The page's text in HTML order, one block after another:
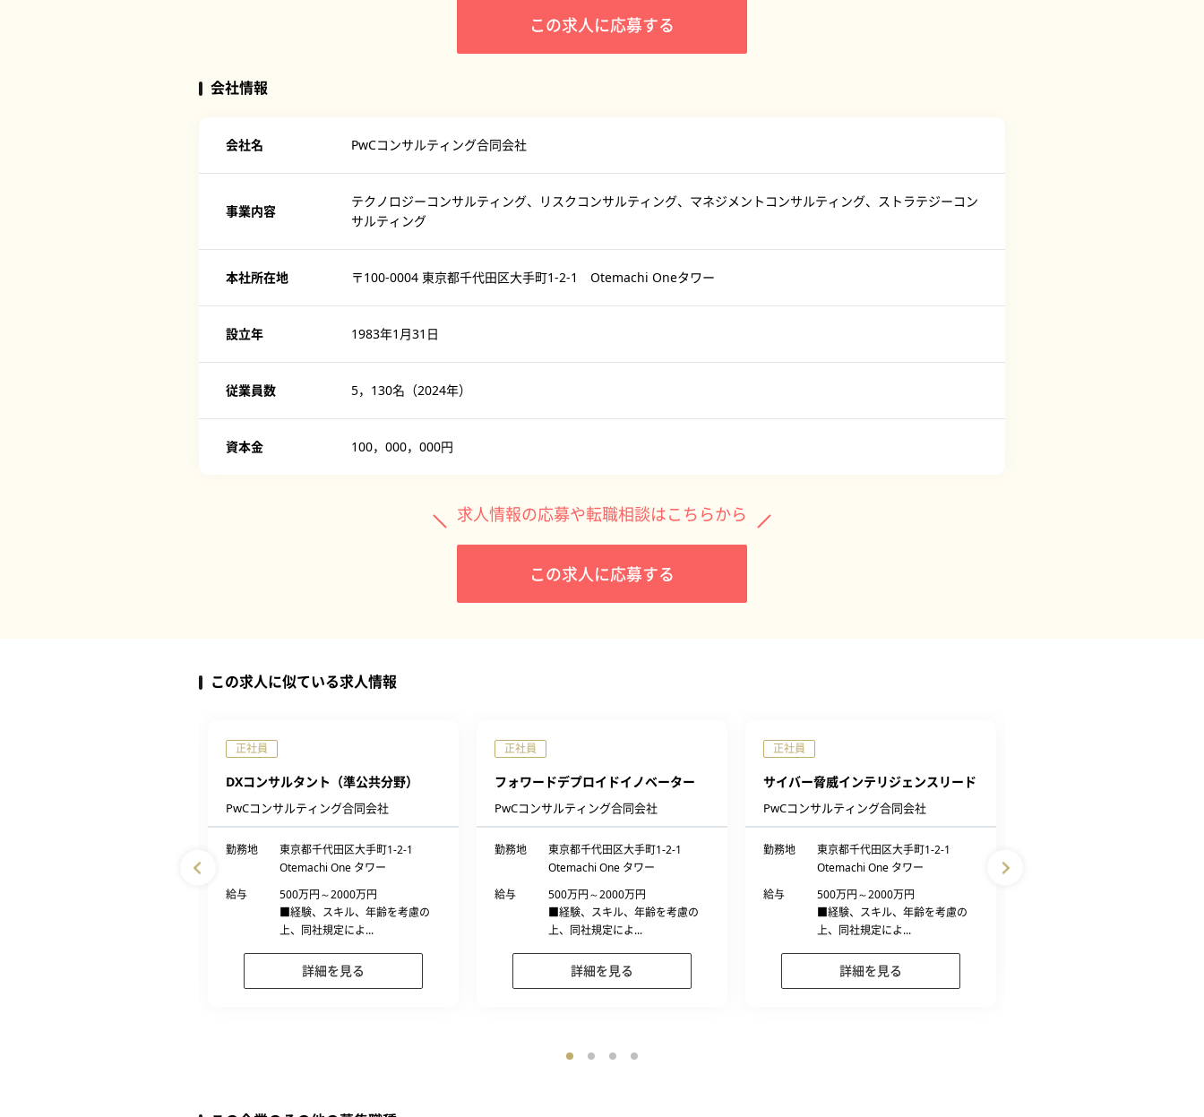
この求人に応募する
会社情報
会社名 PwCコンサルティング合同会社
事業内容
テクノロジーコンサルティング、リスクコンサルティング、マネジメントコンサルティング、ストラテジーコン
サルティング
本社所在地 〒100-0004 東京都千代田区大手町1-2-1 Otemachi Oneタワー
設立年 1983年1月31日
従業員数 5，130名（2024年）
資本金 100，000，000円
求人情報の応募や転職相談はこちらから
この求人に応募する
この求人に似ている求人情報
正社員
DXコンサルタント（準公共分野）
PwCコンサルティング合同会社
勤務地
東京都千代田区大手町1-2-1
Otemachi One タワー
給与
500万円～2000万円
■経験、スキル、年齢を考慮の
上、同社規定によ...
詳細を見る
正社員
フォワードデプロイドイノベーター
PwCコンサルティング合同会社
勤務地
東京都千代田区大手町1-2-1
Otemachi One タワー
給与
500万円～2000万円
■経験、スキル、年齢を考慮の
上、同社規定によ...
詳細を見る
正社員
サイバー脅威インテリジェンスリード
PwCコンサルティング合同会社
勤務地
東京都千代田区大手町1-2-1
Otemachi One タワー
給与
500万円～2000万円
■経験、スキル、年齢を考慮の
上、同社規定によ...
詳細を見る